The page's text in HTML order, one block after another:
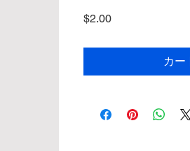
$2.00価
カー